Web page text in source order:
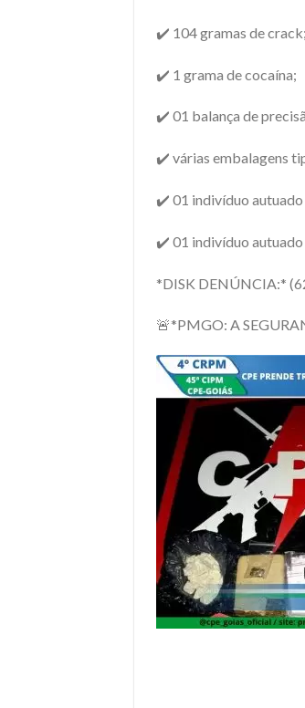
✔️ 104 gramas de crack;
✔️ 1 grama de cocaína;
✔️ 01 balança de
✔️ várias embalagens
✔️ 01 indivíduo
✔️ 01 indivíduo autuado
*DISK DENÚNCIA:*
🚨*PMGO: A